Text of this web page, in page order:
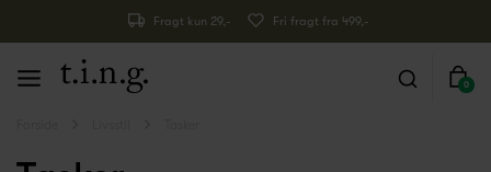
Fragt kun 29,- Fri fragt fra 499,-
0